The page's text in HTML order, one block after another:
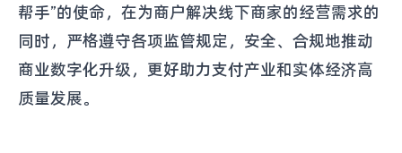
帮手”的使命，在为商户解决线下商家的经营需求的
同时，严格遵守各项监管规定，安全、合规地推动
商业数字化升级，更好助力支付产业和实体经济高
质量发展。